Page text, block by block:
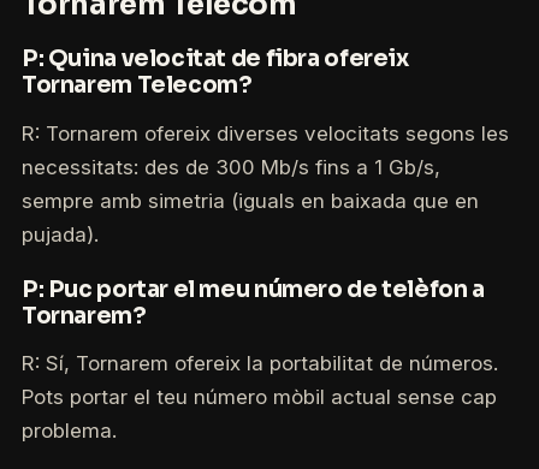
P: Quina velocitat de fibra ofereix
Tornarem Telecom?
R: Tornarem ofereix diverses velocitats segons les
necessitats: des de 300 Mb/s fins a 1 Gb/s,
sempre amb simetria (iguals en baixada que en
pujada).
P: Puc portar el meu número de telèfon a
Tornarem?
R: Sí, Tornarem ofereix la portabilitat de números.
Pots portar el teu número mòbil actual sense cap
problema.